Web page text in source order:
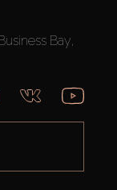
Bay,